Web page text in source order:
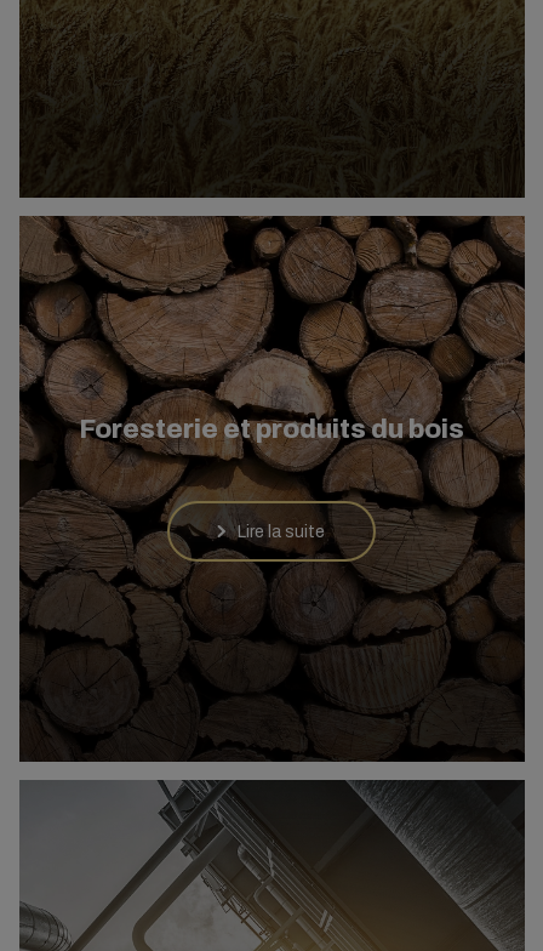
Foresterie et produits du bois
Lire la suite